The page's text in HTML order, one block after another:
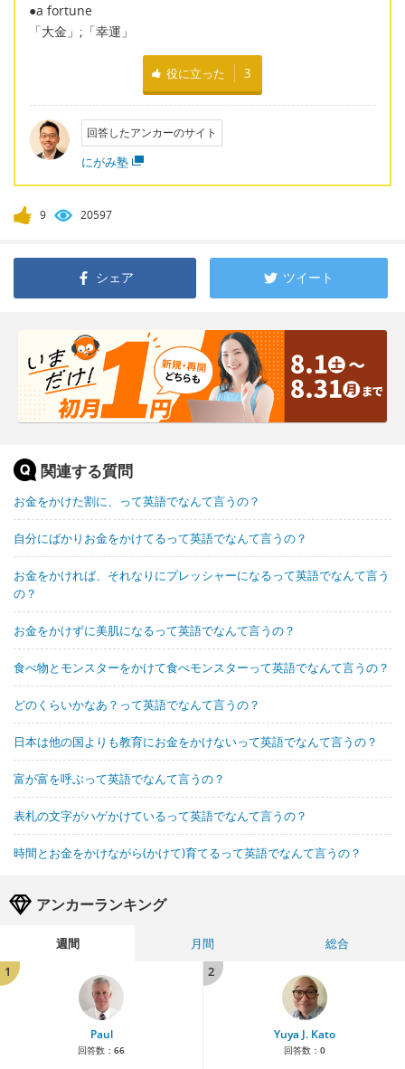
●a fortune
「大金」;「幸運」
役に立った 3
回答したアンカーのサイト
にがみ塾
9 20597
シェア ツイート
関連する質問
お金をかけた割に、って英語でなんて言うの？
自分にばかりお金をかけてるって英語でなんて言うの？
お金をかければ、それなりにプレッシャーになるって英語でなんて言う
の？
お金をかけずに美肌になるって英語でなんて言うの？
食べ物とモンスターをかけて食べモンスターって英語でなんて言うの？
どのくらいかなあ？って英語でなんて言うの？
日本は他の国よりも教育にお金をかけないって英語でなんて言うの？
富が富を呼ぶって英語でなんて言うの？
表札の文字がハゲかけているって英語でなんて言うの？
時間とお金をかけながら(かけて)育てるって英語でなんて言うの？
アンカーランキング
週間 月間
総合
1
Paul
回答数： 66
2
Yuya J. Kato
回答数： 0